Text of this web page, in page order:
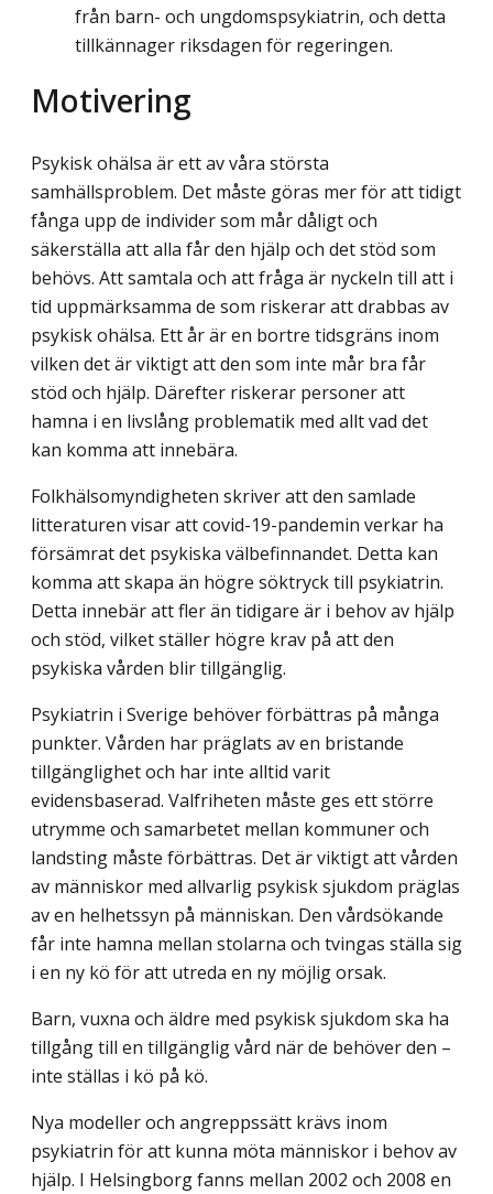
från barn- och ungdomspsykiatrin, och detta
tillkännager riksdagen för regeringen.
Motivering
Psykisk ohälsa är ett av våra största
samhällsproblem. Det måste göras mer för att tidigt
fånga upp de individer som mår dåligt och
säkerställa att alla får den hjälp och det stöd som
behövs. Att samtala och att fråga är nyckeln till att i
tid uppmärksamma de som riskerar att drabbas av
psykisk ohälsa. Ett år är en bortre tidsgräns inom
vilken det är viktigt att den som inte mår bra får
stöd och hjälp. Därefter riskerar personer att
hamna i en livslång problematik med allt vad det
kan komma att innebära.
Folkhälsomyndigheten skriver att den samlade
litteraturen visar att covid-19-pandemin verkar ha
försämrat det psykiska välbefinnandet. Detta kan
komma att skapa än högre söktryck till psykiatrin.
Detta innebär att fler än tidigare är i behov av hjälp
och stöd, vilket ställer högre krav på att den
psykiska vården blir tillgänglig.
Psykiatrin i Sverige behöver förbättras på många
punkter. Vården har präglats av en bristande
tillgänglighet och har inte alltid varit
evidensbaserad. Valfriheten måste ges ett större
utrymme och samarbetet mellan kommuner och
landsting måste förbättras. Det är viktigt att vården
av människor med allvarlig psykisk sjukdom präglas
av en helhetssyn på människan. Den vårdsökande
får inte hamna mellan stolarna och tvingas ställa sig
i en ny kö för att utreda en ny möjlig orsak.
Barn, vuxna och äldre med psykisk sjukdom ska ha
tillgång till en tillgänglig vård när de behöver den –
inte ställas i kö på kö.
Nya modeller och angreppssätt krävs inom
psykiatrin för att kunna möta människor i behov av
hjälp. I Helsingborg fanns mellan 2002 och 2008 en